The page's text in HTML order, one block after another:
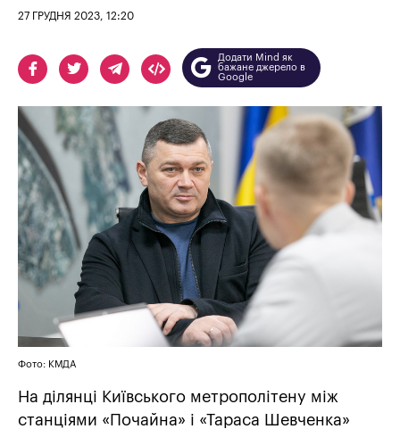
27 ГРУДНЯ 2023, 12:20
Додати Mind як
бажане джерело в
Google
Фото: КМДА
На ділянці Київського метрополітену між
станціями «Почайна» і «Тараса Шевченка»